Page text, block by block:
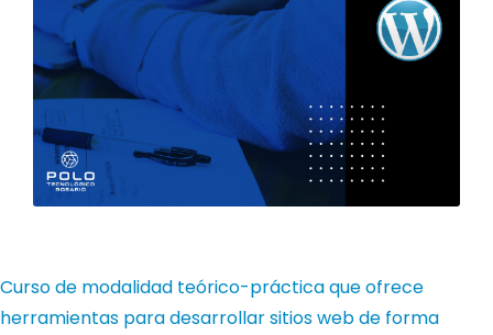
Curso de modalidad teórico-práctica que ofrece
herramientas para desarrollar sitios web de forma